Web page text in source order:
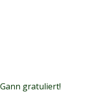
gratuliert!